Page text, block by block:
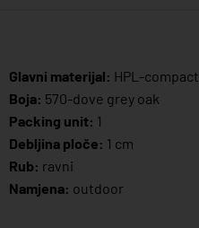
Glavni materijal: HPL-compact
Boja: 570-dove grey oak
Packing unit: 1
Debljina ploče: 1 cm
Rub: ravni
Namjena: outdoor